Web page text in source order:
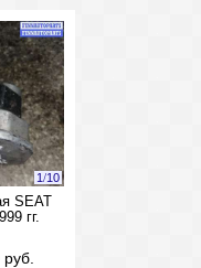
1/10
SEAT
гг.
руб.